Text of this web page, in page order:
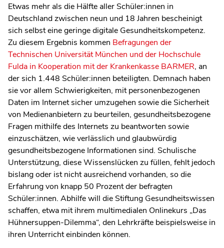
Etwas mehr als die Hälfte aller Schüler:innen in
Deutschland zwischen neun und 18 Jahren bescheinigt
sich selbst eine geringe digitale Gesundheitskompetenz.
Zu diesem Ergebnis kommen Befragungen der
Technischen Universität München und der Hochschule
Fulda in Kooperation mit der Krankenkasse BARMER, an
der sich 1.448 Schüler:innen beteiligten. Demnach haben
sie vor allem Schwierigkeiten, mit personenbezogenen
Daten im Internet sicher umzugehen sowie die Sicherheit
von Medienanbietern zu beurteilen, gesundheitsbezogene
Fragen mithilfe des Internets zu beantworten sowie
einzuschätzen, wie verlässlich und glaubwürdig
gesundheitsbezogene Informationen sind. Schulische
Unterstützung, diese Wissenslücken zu füllen, fehlt jedoch
bislang oder ist nicht ausreichend vorhanden, so die
Erfahrung von knapp 50 Prozent der befragten
Schüler:innen. Abhilfe will die Stiftung Gesundheitswissen
schaffen, etwa mit ihrem multimedialen Onlinekurs „Das
Hühnersuppen-Dilemma“, den Lehrkräfte beispielsweise in
ihren Unterricht einbinden können.